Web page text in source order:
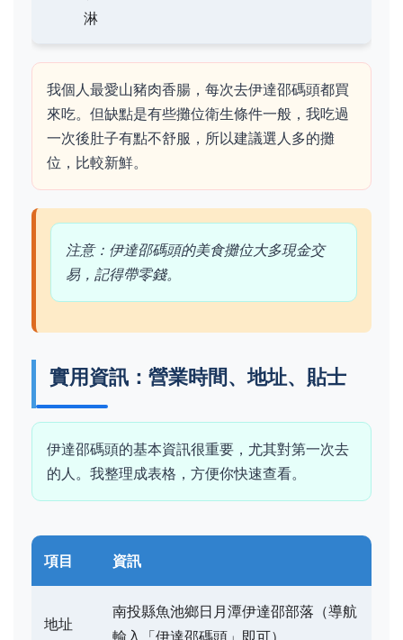
淋
我個人最愛山豬肉香腸，每次去伊達邵碼頭都買
來吃。但缺點是有些攤位衛生條件一般，我吃過
一次後肚子有點不舒服，所以建議選人多的攤
位，比較新鮮。
注意：伊達邵碼頭的美食攤位大多現金交
易，記得帶零錢。
實用資訊：營業時間、地址、貼士
伊達邵碼頭的基本資訊很重要，尤其對第一次去
的人。我整理成表格，方便你快速查看。
項目 資訊
地址
南投縣魚池鄉日月潭伊達邵部落（導航
輸入「伊達邵碼頭」即可）